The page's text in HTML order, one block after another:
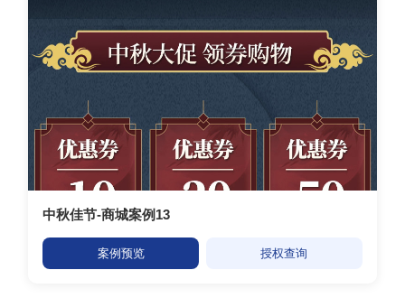
中秋佳节-商城案例13
案例预览 授权查询